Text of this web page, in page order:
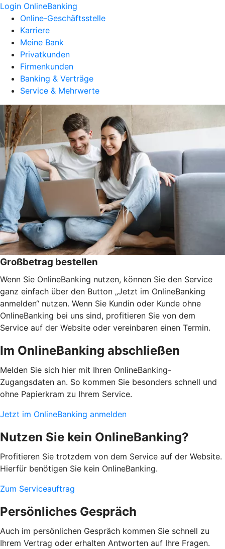
Login OnlineBanking
Online-Geschäftsstelle
Karriere
Meine Bank
Privatkunden
Firmenkunden
Banking & Verträge
Service & Mehrwerte
Großbetrag bestellen
Wenn Sie OnlineBanking nutzen, können Sie den Service
ganz einfach über den Button „Jetzt im OnlineBanking
anmelden“ nutzen. Wenn Sie Kundin oder Kunde ohne
OnlineBanking bei uns sind, profitieren Sie von dem
Service auf der Website oder vereinbaren einen Termin.
Im OnlineBanking abschließen
Melden Sie sich hier mit Ihren OnlineBanking-
Zugangsdaten an. So kommen Sie besonders schnell und
ohne Papierkram zu Ihrem Service.
Jetzt im OnlineBanking anmelden
Nutzen Sie kein OnlineBanking?
Profitieren Sie trotzdem von dem Service auf der Website.
Hierfür benötigen Sie kein OnlineBanking.
Zum Serviceauftrag
Persönliches Gespräch
Auch im persönlichen Gespräch kommen Sie schnell zu
Ihrem Vertrag oder erhalten Antworten auf Ihre Fragen.